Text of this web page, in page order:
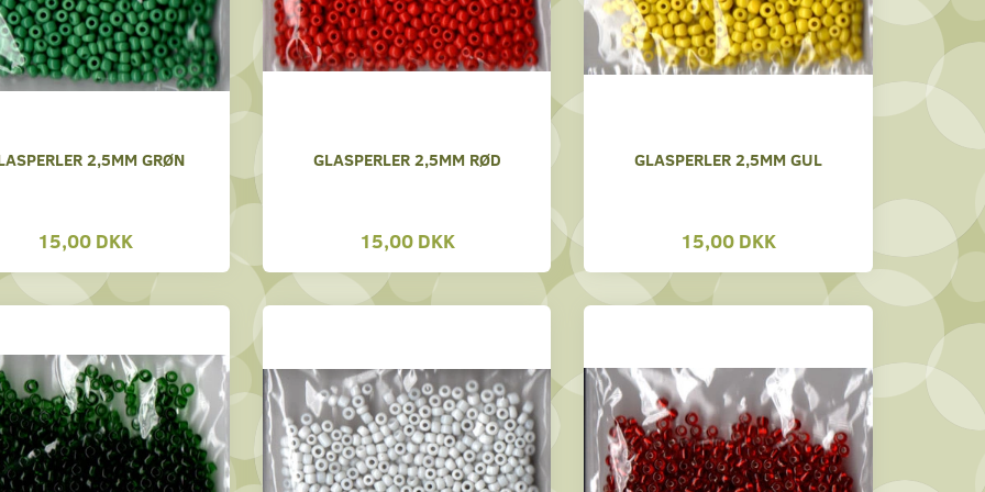
2,5MM GRØN
15,00 DKK
GLASPERLER 2,5MM RØD
15,00 DKK
GLASPERLER 2,5MM GUL
15,00 DKK